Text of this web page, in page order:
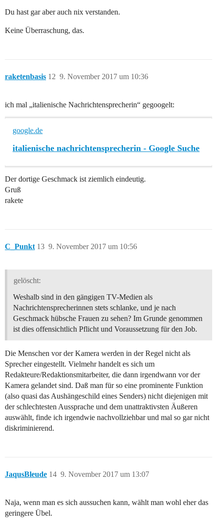
Du hast gar aber auch nix verstanden.
Keine Überraschung, das.
raketenbasis 9. November 2017 um 10:36
12
ich mal „italienische Nachrichtensprecherin“ gegoogelt:
google.de
italienische nachrichtensprecherin - Google Suche
Der dortige Geschmack ist ziemlich eindeutig.
Gruß
rakete
C_Punkt 9. November 2017 um 10:56
13
gelöscht:
Weshalb sind in den gängigen TV-Medien als
Nachrichtensprecherinnen stets schlanke, und je nach
Geschmack hübsche Frauen zu sehen? Im Grunde genommen
ist dies offensichtlich Pflicht und Voraussetzung für den Job.
Die Menschen vor der Kamera werden in der Regel nicht als
Sprecher eingestellt. Vielmehr handelt es sich um
Redakteure/Redaktionsmitarbeiter, die dann irgendwann vor der
Kamera gelandet sind. Daß man für so eine prominente Funktion
(also quasi das Aushängeschild eines Senders) nicht diejenigen mit
der schlechtesten Aussprache und dem unattraktivsten Äußeren
auswählt, finde ich irgendwie nachvollziehbar und mal so gar nicht
diskriminierend.
JaqusBleude 9. November 2017 um 13:07
14
Naja, wenn man es sich aussuchen kann, wählt man wohl eher das
geringere Übel.